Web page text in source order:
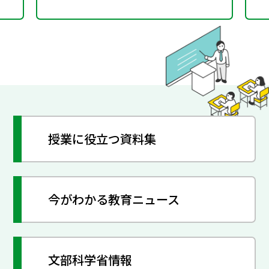
授業に役立つ資料集
今がわかる教育ニュース
文部科学省情報